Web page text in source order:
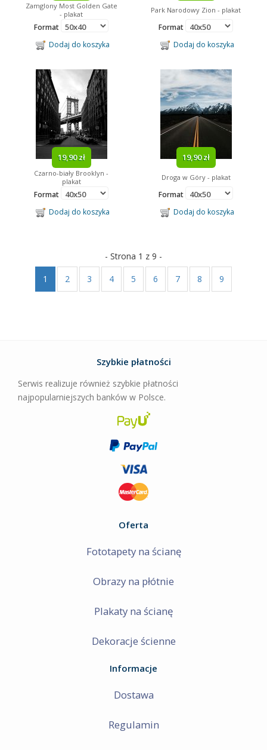
Zamglony Most Golden Gate
- plakat
Format
Dodaj do koszyka
Park Narodowy Zion - plakat
Format
Dodaj do koszyka
19,90 zł
Czarno-biały Brooklyn -
plakat
Format
Dodaj do koszyka
19,90 zł
Droga w Góry - plakat
Format
Dodaj do koszyka
- Strona 1 z 9 -
1
2 3 4 5 6 7 8 9
Szybkie płatności
Serwis realizuje również szybkie płatności
najpopularniejszych banków w Polsce.
Oferta
Fototapety na ścianę
Obrazy na płótnie
Plakaty na ścianę
Dekoracje ścienne
Informacje
Dostawa
Regulamin